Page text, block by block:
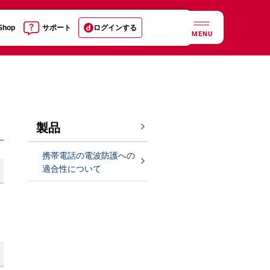
サポート ログインする
MENU
製品
携帯電話の電波防護への
適合性について